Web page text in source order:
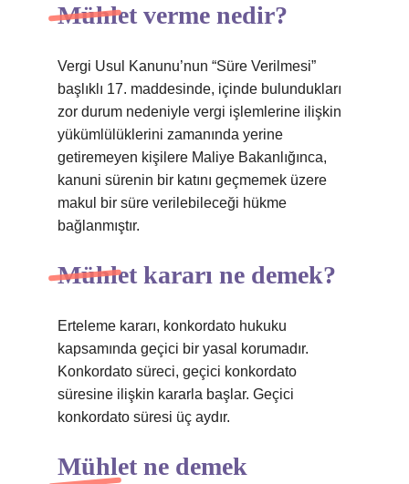
Mühlet verme nedir?
Vergi Usul Kanunu’nun “Süre Verilmesi”
başlıklı 17. maddesinde, içinde bulundukları
zor durum nedeniyle vergi işlemlerine ilişkin
yükümlülüklerini zamanında yerine
getiremeyen kişilere Maliye Bakanlığınca,
kanuni sürenin bir katını geçmemek üzere
makul bir süre verilebileceği hükme
bağlanmıştır.
Mühlet kararı ne demek?
Erteleme kararı, konkordato hukuku
kapsamında geçici bir yasal korumadır.
Konkordato süreci, geçici konkordato
süresine ilişkin kararla başlar. Geçici
konkordato süresi üç aydır.
Mühlet ne demek